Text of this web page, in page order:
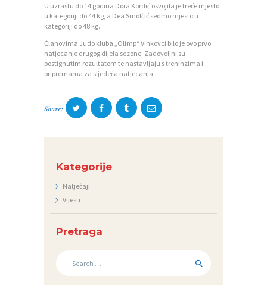
U uzrastu do 14 godina Dora Kordić osvojila je treće mjesto
u kategoriji do 44 kg, a Dea Smolčić sedmo mjesto u
kategoriji do 48 kg.
Članovima Judo kluba „Olimp“ Vinkovci bilo je ovo prvo
natjecanje drugog dijela sezone. Zadovoljni su
postignutim rezultatom te nastavljaju s treninzima i
pripremama za sljedeća natjecanja.
Share:
Kategorije
Natječaji
Vijesti
Pretraga